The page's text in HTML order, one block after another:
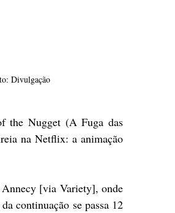
Divulgação
the Nugget (A Fuga das
na Netflix: a animação
[via Variety], onde
continuação se passa 12